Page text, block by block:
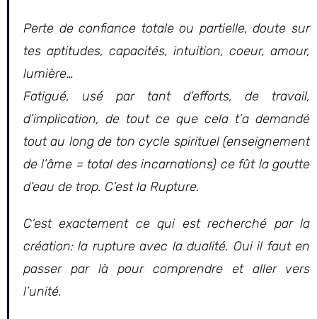
Perte de confiance totale ou partielle, doute sur
tes aptitudes, capacités, intuition, coeur, amour,
lumière…
Fatigué, usé par tant d’efforts, de travail,
d’implication, de tout ce que cela t’a demandé
tout au long de ton cycle spirituel (enseignement
de l’âme = total des incarnations) ce fût la goutte
d’eau de trop. C’est la Rupture.
C’est exactement ce qui est recherché par la
création: la rupture avec la dualité. Oui il faut en
passer par là pour comprendre et aller vers
l’unité.